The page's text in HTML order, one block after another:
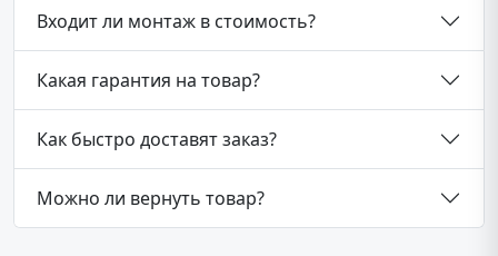
Входит ли монтаж в стоимость?
Какая гарантия на товар?
Как быстро доставят заказ?
Можно ли вернуть товар?